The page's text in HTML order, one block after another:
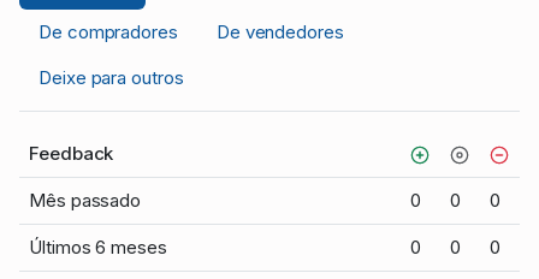
De compradores
De vendedores
Deixe para outros
Feedback
Mês passado 0 0 0
Últimos 6 meses 0 0 0